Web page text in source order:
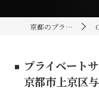
京都のプライベートサウナ[sayoka]
プライベート
京都市上京区